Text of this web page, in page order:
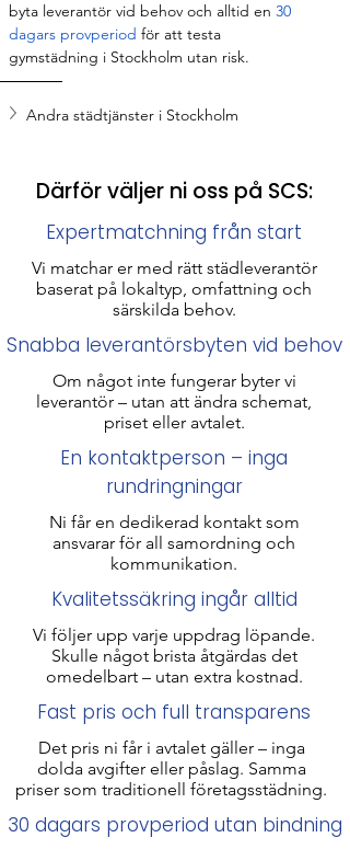
byta leverantör vid behov och alltid en 30
dagars provperiod för att testa
gymstädning i Stockholm utan risk.
Andra städtjänster i Stockholm
Därför väljer ni oss på SCS:
Expertmatchning från start
Vi matchar er med rätt städleverantör
baserat på lokaltyp, omfattning och
särskilda behov.
Snabba leverantörsbyten vid behov
Om något inte fungerar byter vi
leverantör – utan att ändra schemat,
priset eller avtalet.
En kontaktperson – inga
rundringningar
Ni får en dedikerad kontakt som
ansvarar för all samordning och
kommunikation.
Kvalitetssäkring ingår alltid
Vi följer upp varje uppdrag löpande.
Skulle något brista åtgärdas det
omedelbart – utan extra kostnad.
Fast pris och full transparens
Det pris ni får i avtalet gäller – inga
dolda avgifter eller påslag. Samma
priser som traditionell företagsstädning​.
30 dagars provperiod utan bindning